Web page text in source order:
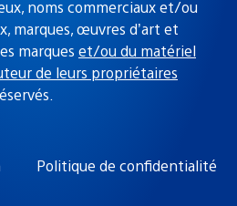
noms commerciaux et/ou
marques, œuvres d’art et
marques et/ou du matériel
de leurs propriétaires
Politique de confidentialité